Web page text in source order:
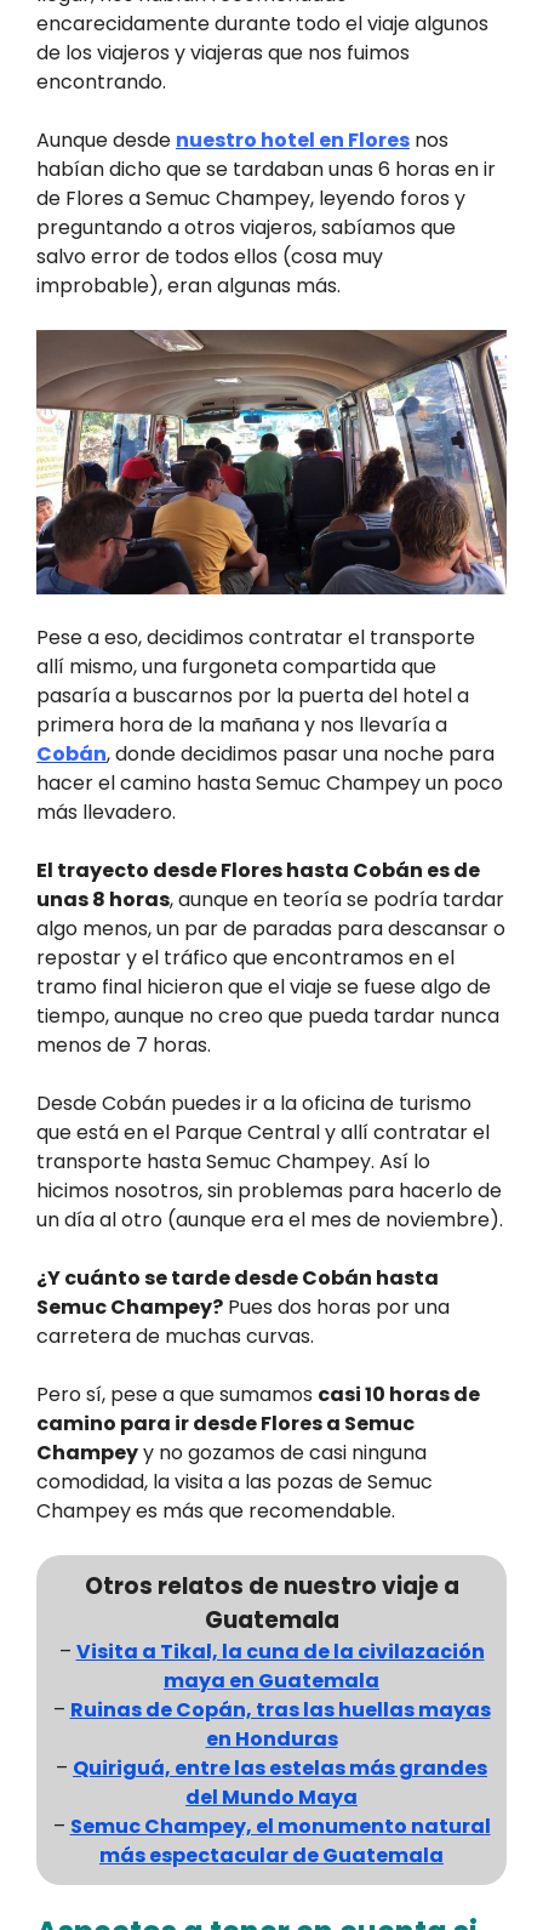
encarecidamente durante todo el viaje algunos
de los viajeros y viajeras que nos fuimos
encontrando.
Aunque desde nuestro hotel en Flores nos
habían dicho que se tardaban unas 6 horas en ir
de Flores a Semuc Champey, leyendo foros y
preguntando a otros viajeros, sabíamos que
salvo error de todos ellos (cosa muy
improbable), eran algunas más.
Pese a eso, decidimos contratar el transporte
allí mismo, una furgoneta compartida que
pasaría a buscarnos por la puerta del hotel a
primera hora de la mañana y nos llevaría a
Cobán, donde decidimos pasar una noche para
hacer el camino hasta Semuc Champey un poco
más llevadero.
El trayecto desde Flores hasta Cobán es de
unas 8 horas, aunque en teoría se podría tardar
algo menos, un par de paradas para descansar o
repostar y el tráfico que encontramos en el
tramo final hicieron que el viaje se fuese algo de
tiempo, aunque no creo que pueda tardar nunca
menos de 7 horas.
Desde Cobán puedes ir a la oficina de turismo
que está en el Parque Central y allí contratar el
transporte hasta Semuc Champey. Así lo
hicimos nosotros, sin problemas para hacerlo de
un día al otro (aunque era el mes de noviembre).
¿Y cuánto se tarde desde Cobán hasta
Semuc Champey? Pues dos horas por una
carretera de muchas curvas.
Pero sí, pese a que sumamos casi 10 horas de
camino para ir desde Flores a Semuc
Champeyy no gozamos de casi ninguna
comodidad, la visita a las pozas de Semuc
Champey es más que recomendable.
Otros relatos de nuestro viaje a
Guatemala
– Visita a Tikal, la cuna de la civilazación
maya en Guatemala
– Ruinas de Copán, tras las huellas mayas
en Honduras
– Quiriguá, entre las estelas más grandes
del Mundo Maya
– Semuc Champey, el monumento natural
más espectacular de Guatemala